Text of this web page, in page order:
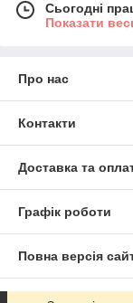
Сьогодні
Показати
Про нас
Контакти
Доставка та
Графік роботи
Повна версія